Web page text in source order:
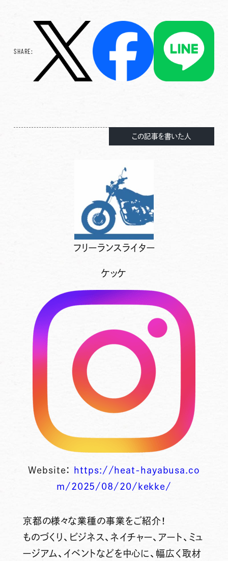
SHARE:
この記事を書いた人
フリーランスライター
ケッケ
Website：
https://heat-hayabusa.co
m/2025/08/20/kekke/
京都の様々な業種の事業をご紹介！
ものづくり、ビジネス、ネイチャー、アート、ミュ
ージアム、イベントなどを中心に、幅広く取材